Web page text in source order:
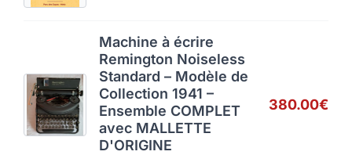
Machine à écrire
Remington Noiseless
Standard – Modèle de
Collection 1941 –
Ensemble COMPLET
avec MALLETTE
D'ORIGINE
380.00€